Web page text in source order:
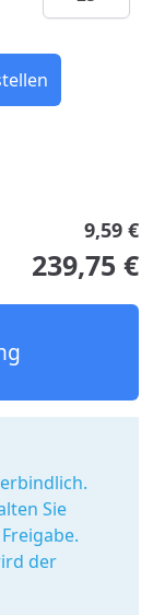
9,59 €
239,75 €
Sie
der